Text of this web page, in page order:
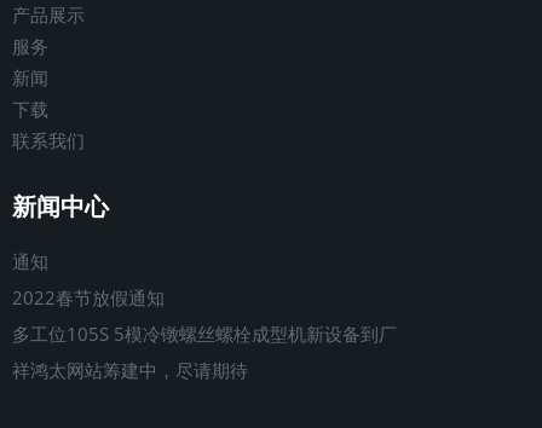
产品展示
服务
新闻
下载
联系我们
新闻中心
通知
2022春节放假通知
多工位105S 5模冷镦螺丝螺栓成型机新设备到厂
祥鸿太网站筹建中，尽请期待